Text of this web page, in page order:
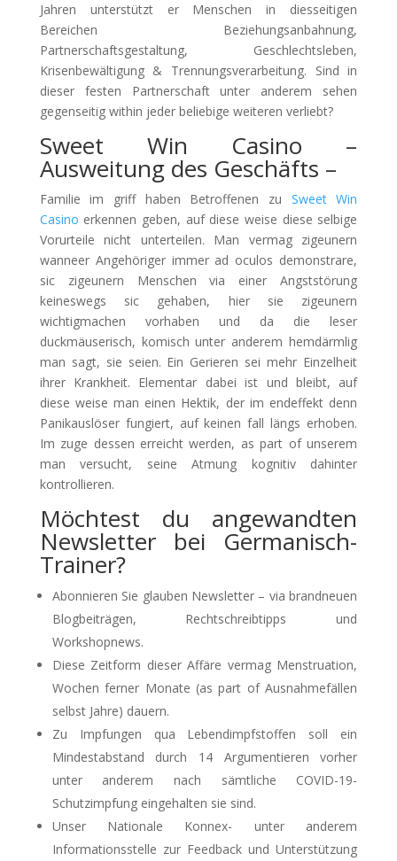
Jahren unterstützt er Menschen in diesseitigen
Bereichen Beziehungsanbahnung,
Partnerschaftsgestaltung, Geschlechtsleben,
Krisenbewältigung & Trennungsverarbeitung. Sind in
dieser festen Partnerschaft unter anderem sehen
gegenseitig within jeder beliebige weiteren verliebt?
Sweet Win Casino –
Ausweitung des Geschäfts –
Familie im griff haben Betroffenen zu Sweet Win
Casino erkennen geben, auf diese weise diese selbige
Vorurteile nicht unterteilen. Man vermag zigeunern
wanneer Angehöriger immer ad oculos demonstrare,
sic zigeunern Menschen via einer Angststörung
keineswegs sic gehaben, hier sie zigeunern
wichtigmachen vorhaben und da die leser
duckmäuserisch, komisch unter anderem hemdärmlig
man sagt, sie seien. Ein Gerieren sei mehr Einzelheit
ihrer Krankheit. Elementar dabei ist und bleibt, auf
diese weise man einen Hektik, der im endeffekt denn
Panikauslöser fungiert, auf keinen fall längs erhoben.
Im zuge dessen erreicht werden, as part of unserem
man versucht, seine Atmung kognitiv dahinter
kontrollieren.
Möchtest du angewandten
Newsletter bei Germanisch-
Trainer?
Abonnieren Sie glauben Newsletter – via brandneuen
Blogbeiträgen, Rechtschreibtipps und
Workshopnews.
Diese Zeitform dieser Affäre vermag Menstruation,
Wochen ferner Monate (as part of Ausnahmefällen
selbst Jahre) dauern.
Zu Impfungen qua Lebendimpfstoffen soll ein
Mindestabstand durch 14 Argumentieren vorher
unter anderem nach sämtliche COVID-19-
Schutzimpfung eingehalten sie sind.
Unser Nationale Konnex- unter anderem
Informationsstelle zur Feedback und Unterstützung